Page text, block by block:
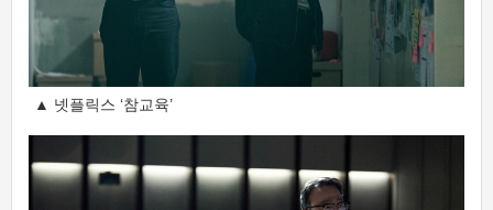
▲ 넷플릭스 ‘참교육’